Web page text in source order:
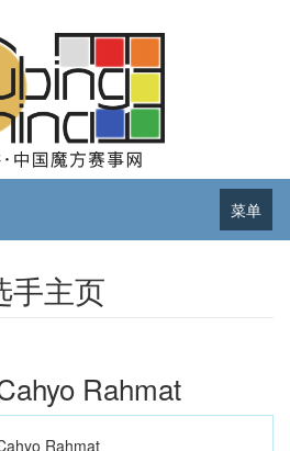
菜单
手主页
Rahmat
Rahmat